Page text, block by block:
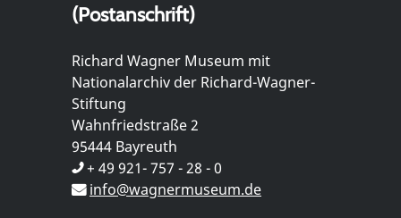
(Postanschrift)
Richard Wagner Museum mit
Nationalarchiv der Richard-Wagner-
Stiftung
Wahnfriedstraße 2
95444 Bayreuth
+ 49 921- 757 - 28 - 0
info@wagnermuseum.de